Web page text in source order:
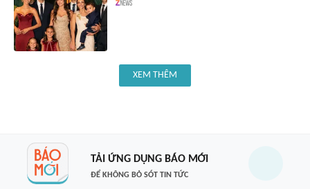
XEM THÊM
TẢI ỨNG DỤNG BÁO MỚI
ĐỂ KHÔNG BỎ SÓT TIN TỨC